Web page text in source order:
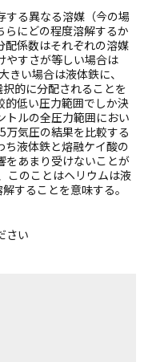
する異なる溶媒（今の場
にどの程度溶解するか
配係数はそれぞれの溶媒
やすさが等しい場合は
い場合は液体鉄に、
的に分配されることを
的低い圧力範囲でしか決
トルの全圧力範囲におい
気圧の結果を比較する
ち液体鉄と熔融ケイ酸の
をあまり受けないことが
このことはヘリウムは液
することを意味する。
さい